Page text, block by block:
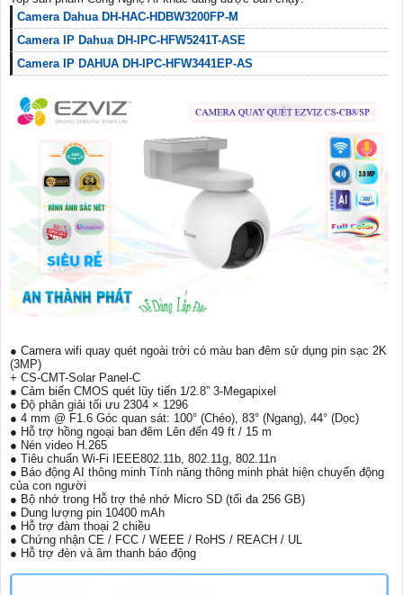
Camera Dahua DH-HAC-HDBW3200FP-M
Camera IP Dahua DH-IPC-HFW5241T-ASE
Camera IP DAHUA DH-IPC-HFW3441EP-AS
● Camera wifi quay quét ngoài trời có màu ban đêm sử dụng pin sạc 2K
(3MP)
+ CS-CMT-Solar Panel-C
● Cảm biến CMOS quét lũy tiến 1/2.8” 3-Megapixel
● Độ phân giải tối ưu 2304 × 1296
● 4 mm @ F1.6 Góc quan sát: 100° (Chéo), 83° (Ngang), 44° (Dọc)
● Hỗ trợ hồng ngoại ban đêm Lên đến 49 ft / 15 m
● Nén video H.265
● Tiêu chuẩn Wi-Fi IEEE802.11b, 802.11g, 802.11n
● Báo động AI thông minh Tính năng thông minh phát hiện chuyển động
của con người
● Bộ nhớ trong Hỗ trợ thẻ nhớ Micro SD (tối đa 256 GB)
● Dung lượng pin 10400 mAh
● Hỗ trợ đàm thoại 2 chiều
● Chứng nhận CE / FCC / WEEE / RoHS / REACH / UL
● Hỗ trợ đèn và âm thanh báo động